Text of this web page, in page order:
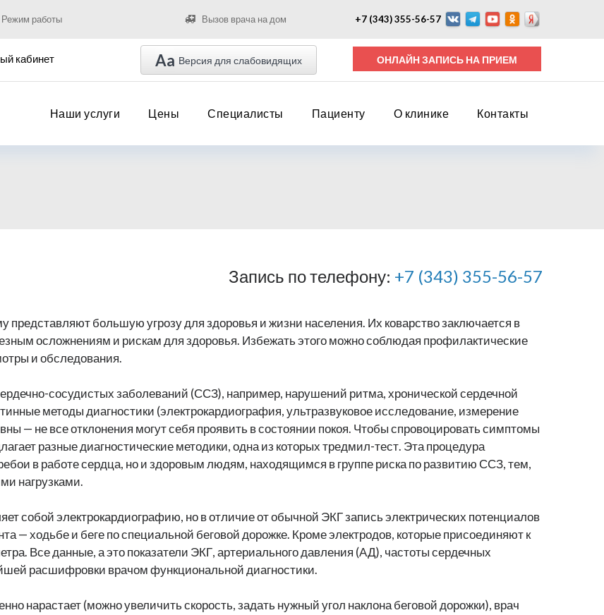
Режим работы Вызов врача на дом +7 (343) 355-56-57
кабинет Aa Версия для слабовидящих ОНЛАЙН ЗАПИСЬ НА ПРИЕМ
Наши услуги Цены Специалисты Пациенту О клинике Контакты
Запись по телефону: +7 (343) 355-56-57
большую угрозу для здоровья и жизни населения. Их коварство заключается в
осложнениям и рискам для здоровья. Избежать этого можно соблюдая профилактические
и обследования.
сосудистых заболеваний (ССЗ), например, нарушений ритма, хронической сердечной
методы диагностики (электрокардиография, ультразвуковое исследование, измерение
— не все отклонения могут себя проявить в состоянии покоя. Чтобы спровоцировать симптомы
разные диагностические методики, одна из которых тредмил-тест. Эта процедура
в работе сердца, но и здоровым людям, находящимся в группе риска по развитию ССЗ, тем,
нагрузками.
собой электрокардиографию, но в отличие от обычной ЭКГ запись электрических потенциалов
— ходьбе и беге по специальной беговой дорожке. Кроме электродов, которые присоединяют к
Все данные, а это показатели ЭКГ, артериального давления (АД), частоты сердечных
расшифровки врачом функциональной диагностики.
нарастает (можно увеличить скорость, задать нужный угол наклона беговой дорожки), врач